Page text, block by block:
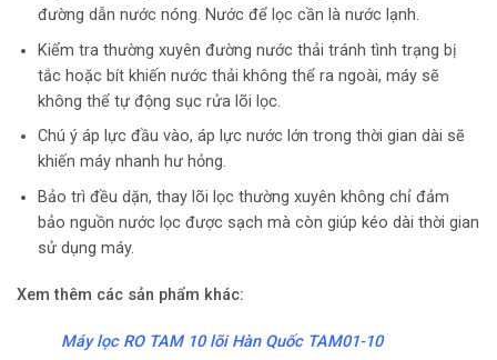
đường dẫn nước nóng. Nước để lọc cần là nước lạnh.
Kiểm tra thường xuyên đường nước thải tránh tình trạng bị
tắc hoặc bít khiến nước thải không thể ra ngoài, máy sẽ
không thể tự động sục rửa lõi lọc.
Chú ý áp lực đầu vào, áp lực nước lớn trong thời gian dài sẽ
khiến máy nhanh hư hỏng.
Bảo trì đều dặn, thay lõi lọc thường xuyên không chỉ đảm
bảo nguồn nước lọc được sạch mà còn giúp kéo dài thời gian
sử dụng máy.
Xem thêm các sản phẩm khác:
Máy lọc RO TAM 10 lõi Hàn Quốc TAM01-10